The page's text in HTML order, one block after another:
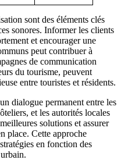
sont des éléments clés
sonores. Informer les clients
et encourager une
peut contribuer à
de communication
du tourisme, peuvent
entre touristes et résidents.
dialogue permanent entre les
et les autorités locales
solutions et assurer
place. Cette approche
en fonction des